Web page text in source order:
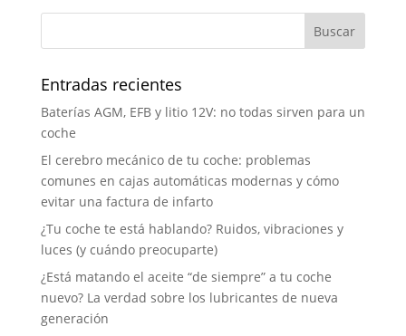
Entradas recientes
Baterías AGM, EFB y litio 12V: no todas sirven para un
coche
El cerebro mecánico de tu coche: problemas
comunes en cajas automáticas modernas y cómo
evitar una factura de infarto
¿Tu coche te está hablando? Ruidos, vibraciones y
luces (y cuándo preocuparte)
¿Está matando el aceite “de siempre” a tu coche
nuevo? La verdad sobre los lubricantes de nueva
generación